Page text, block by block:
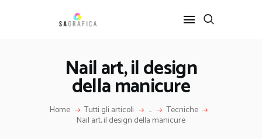
Nail art, il design
della manicure
Home Tutti gli articoli ... Tecniche
Nail art, il design della manicure
HOME
GRAFICA
ARTE